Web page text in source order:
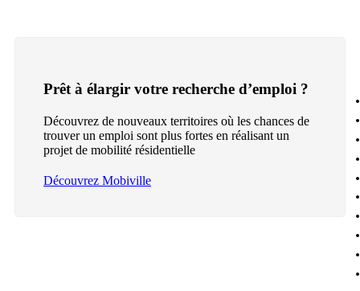
Prêt à élargir votre recherche d’emploi ?
Découvrez de nouveaux territoires où les chances de
trouver un emploi sont plus fortes en réalisant un
projet de mobilité résidentielle
Découvrez Mobiville